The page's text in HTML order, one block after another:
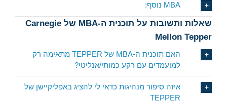
MBA נוסף:
שאלות ותשובות על תוכנית ה-MBA של Carnegie
Mellon Tepper
האם תוכנית ה-MBA של TEPPER מתאימה רק
למועמדים עם רקע כמותי/אנליטי?
איזה סיפור מנהיגות כדאי לי להציג באפליקיישן של
TEPPER